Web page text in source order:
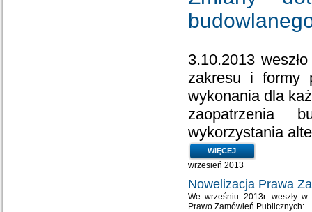
3.10.2013
zakresu i formy
wykonania dla
zaopatrzenia
wykorzystania
WIĘCEJ
wrzesień 2013
Nowelizacja Prawa
We wrześniu 2013r. weszły
Prawo Zamówień Publicznych: